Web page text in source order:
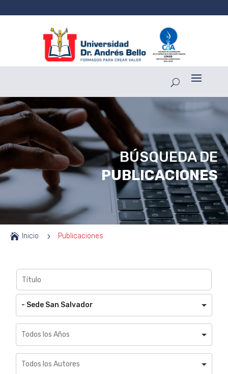
BÚSQUEDA DE
PUBLICACIONES
 Inicio 5 Publicaciones
- Sede San Salvador